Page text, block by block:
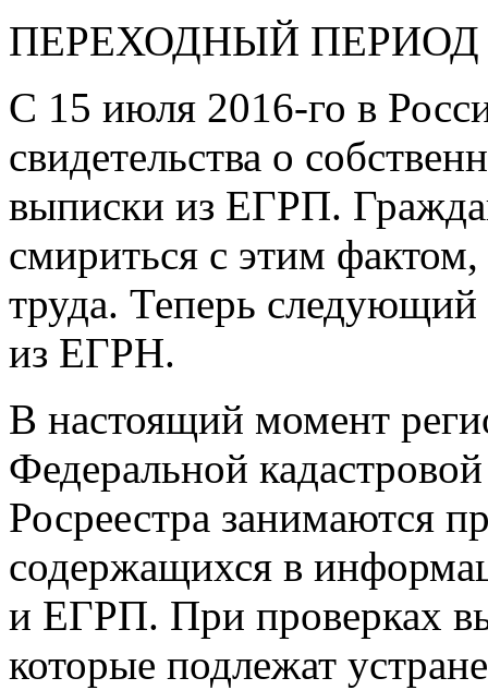
ПЕРЕХОДНЫЙ ПЕРИОД
С 15 июля 2016-го в
свидетельства о
выписки из ЕГРП.
смириться с этим
труда. Теперь
из ЕГРН.
В настоящий момент
Федеральной
Росреестра занимаются
содержащихся в
и ЕГРП. При проверках
которые подлежат